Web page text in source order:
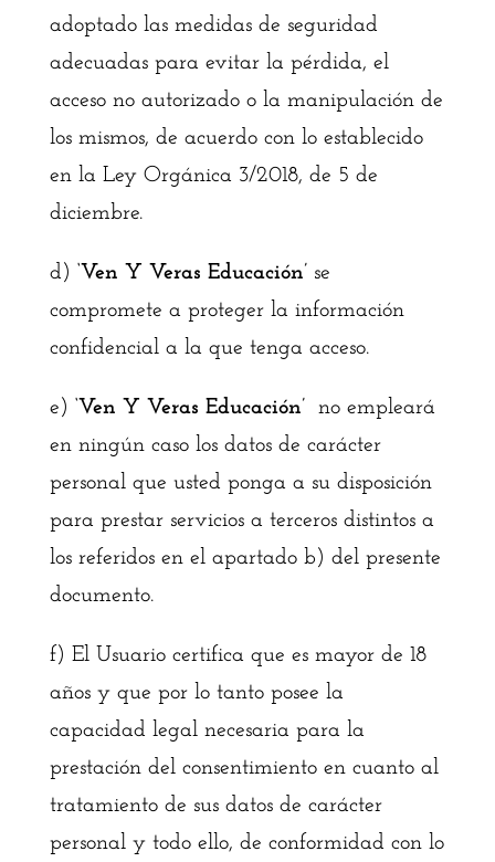
adoptado las medidas de seguridad
adecuadas para evitar la pérdida, el
acceso no autorizado o la manipulación de
los mismos, de acuerdo con lo establecido
en la Ley Orgánica 3/2018, de 5 de
diciembre.
d) ‘Ven Y Veras Educación’ se
compromete a proteger la información
confidencial a la que tenga acceso.
e) ‘Ven Y Veras Educación’ no empleará
en ningún caso los datos de carácter
personal que usted ponga a su disposición
para prestar servicios a terceros distintos a
los referidos en el apartado b) del presente
documento.
f) El Usuario certifica que es mayor de 18
años y que por lo tanto posee la
capacidad legal necesaria para la
prestación del consentimiento en cuanto al
tratamiento de sus datos de carácter
personal y todo ello, de conformidad con lo